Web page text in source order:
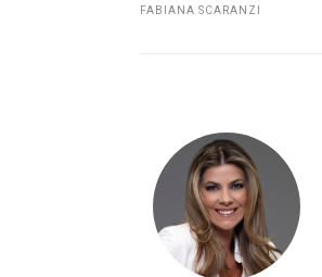
FABIANA SCARANZI